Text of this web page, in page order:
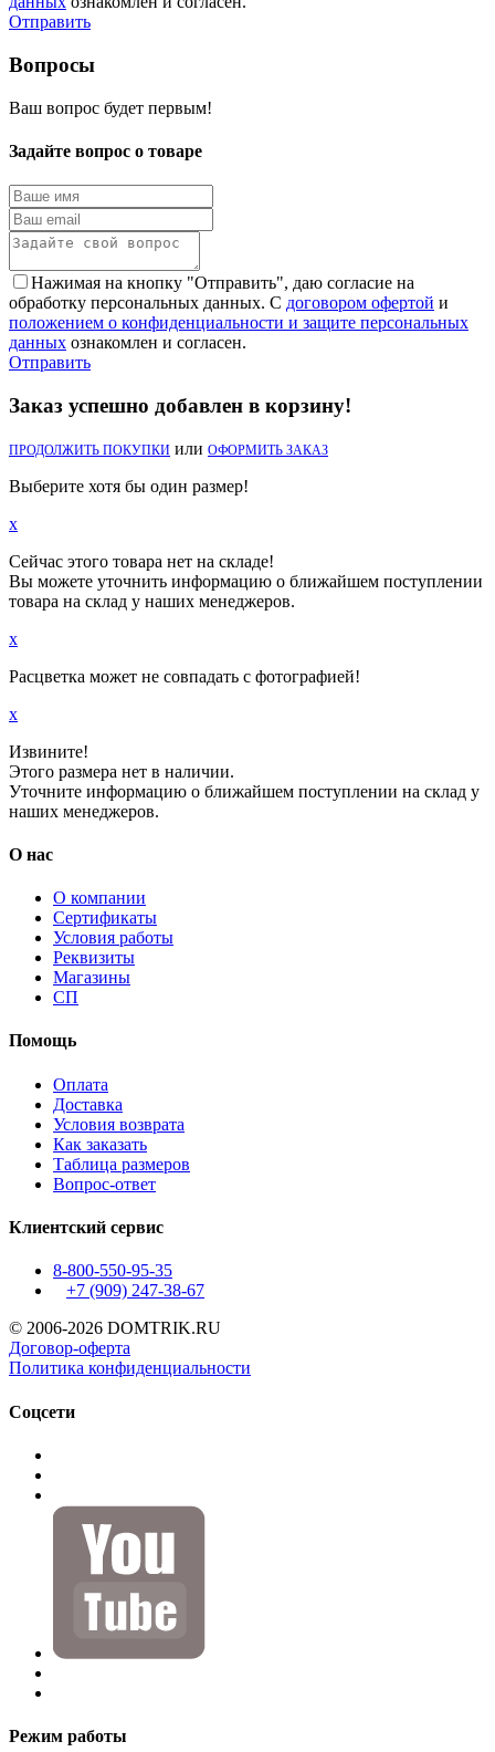
Отправить
Вопросы
Ваш вопрос будет первым!
Задайте вопрос о товаре
Нажимая на кнопку "Отправить", даю согласие на
обработку персональных данных. С договором офертой и
положением о конфиденциальности и защите персональных
данных ознакомлен и согласен.
Отправить
Заказ успешно добавлен в корзину!
ПРОДОЛЖИТЬ ПОКУПКИ или ОФОРМИТЬ ЗАКАЗ
Выберите хотя бы один размер!
x
Сейчас этого товара нет на складе!
Вы можете уточнить информацию о ближайшем поступлении
товара на склад у наших менеджеров.
x
Расцветка может не совпадать с фотографией!
x
Извините!
Этого размера нет в наличии.
Уточните информацию о ближайшем поступлении на склад у
наших менеджеров.
О нас
О компании
Сертификаты
Условия работы
Реквизиты
Магазины
СП
Помощь
Оплата
Доставка
Условия возврата
Как заказать
Таблица размеров
Вопрос-ответ
Клиентский сервис
8-800-550-95-35
+7 (909) 247-38-67
© 2006-2026 DOMTRIK.RU
Договор-оферта
Политика конфиденциальности
Соцсети
Режим работы